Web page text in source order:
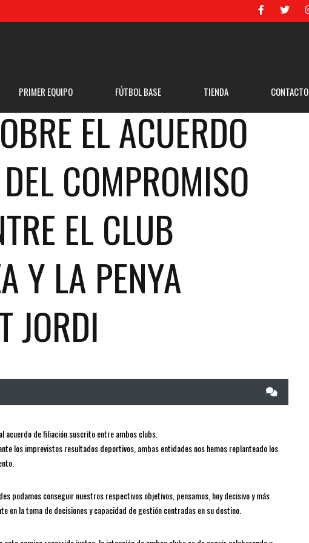
PRIMER EQUIPO FÚTBOL BASE TIENDA CONTACTO
EL ACUERDO
COMPROMISO
EL CLUB
Y LA PENYA
JORDI
acuerdo de filiación suscrito entre ambos clubs.
los imprevistos resultados deportivos, ambas entidades nos hemos replanteado los
podamos conseguir nuestros respectivos objetivos, pensamos, hoy decisivo y más
en la toma de decisiones y capacidad de gestión centradas en su destino.